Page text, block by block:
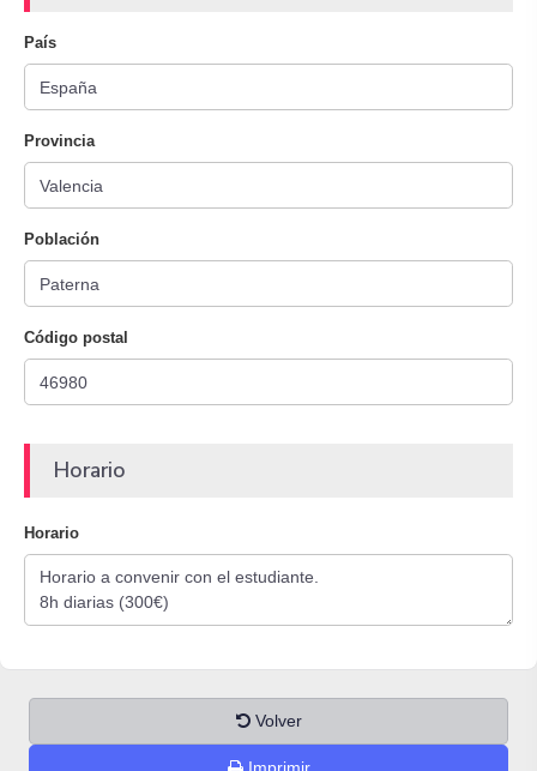
País
Provincia
Población
Código postal
Horario
Horario
Volver